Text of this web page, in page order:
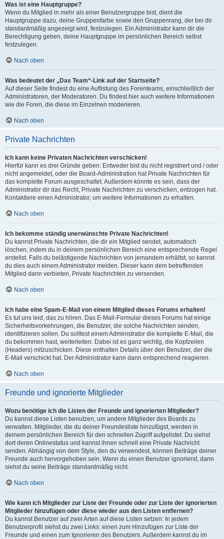
Was ist eine Hauptgruppe?
Wenn du Mitglied in mehr als einer Benutzergruppe bist, dient die
Hauptgruppe dazu, deine Gruppenfarbe sowie den Gruppenrang, der bei dir
standardmäßig angezeigt wird, festzulegen. Ein Administrator kann dir die
Berechtigung geben, deine Hauptgruppe im persönlichen Bereich selbst
festzulegen.
Nach oben
Was bedeutet der „Das Team“-Link auf der Startseite?
Auf dieser Seite findest du eine Auflistung des Forenteams, einschließlich der
Administratoren, der Moderatoren. Du findest hier auch weitere Informationen
wie die Foren, die diese im Einzelnen moderieren.
Nach oben
Private Nachrichten
Ich kann keine Privaten Nachrichten verschicken!
Hierfür kann es drei Gründe geben: Entweder bist du nicht registriert und / oder
nicht angemeldet, oder die Board-Administration hat Private Nachrichten für
das komplette Forum ausgeschaltet. Außerdem könnte es sein, dass der
Administrator dir das Recht, Private Nachrichten zu verschicken, entzogen hat.
Kontaktiere einen Administrator, um weitere Informationen zu erhalten.
Nach oben
Ich bekomme ständig unerwünschte Private Nachrichten!
Du kannst Private Nachrichten, die dir ein Mitglied sendet, automatisch
löschen, indem du in deinem persönlichen Bereich eine entsprechende Regel
erstellst. Falls du belästigende Nachrichten von jemandem erhältst, so kannst
du dies auch einem Administrator melden. Dieser kann dem betreffenden
Mitglied dann verbieten, Private Nachrichten zu versenden.
Nach oben
Ich habe eine Spam-E-Mail von einem Mitglied dieses Forums erhalten!
Es tut uns leid, das zu hören. Das E-Mail-Formular dieses Forums hat einige
Sicherheitsvorkehrungen, die Benutzer, die solche Nachrichten senden,
identifizieren sollen. Du solltest einem Administrator die komplette E-Mail, die
du bekommen hast, weiterleiten. Dabei ist es ganz wichtig, die Kopfzeilen
(Headers) mitzuschicken. Diese enthalten Details über den Benutzer, der die
E-Mail verschickt hat. Der Administrator kann dann entsprechend reagieren.
Nach oben
Freunde und ignorierte Mitglieder
Wozu benötige ich die Listen der Freunde und ignorierten Mitglieder?
Du kannst diese Listen benutzen, um andere Mitglieder des Boards zu
verwalten. Mitglieder, die du deiner Freundesliste hinzufügst, werden in
deinem persönlichen Bereich für den schnellen Zugriff aufgelistet. Du siehst
dort deren Onlinestatus und kannst ihnen schnell eine Private Nachricht
senden. Abhängig von dem Style, den du verwendest, können Beiträge deiner
Freunde auch hervorgehoben sein. Wenn du einen Benutzer ignorierst, dann
siehst du seine Beiträge standardmäßig nicht.
Nach oben
Wie kann ich Mitglieder zur Liste der Freunde oder zur Liste der ignorierten
Mitglieder hinzufügen oder diese wieder aus den Listen entfernen?
Du kannst Benutzer auf zwei Arten auf diese Listen setzen: In jedem
Benutzerprofil siehst du zwei Links: einen zum Hinzufügen zur Liste der
Freunde und einen zum Ignorieren des Benutzers. Außerdem kannst du im